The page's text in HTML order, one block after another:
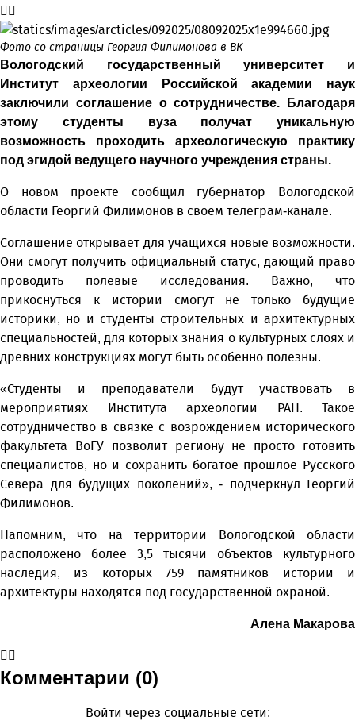
Фото со страницы Георгия Филимонова в ВК
Вологодский государственный университет и
Институт археологии Российской академии наук
заключили соглашение о сотрудничестве. Благодаря
этому студенты вуза получат уникальную
возможность проходить археологическую практику
под эгидой ведущего научного учреждения страны.
О новом проекте сообщил губернатор Вологодской
области Георгий Филимонов в своем телеграм-канале.
Соглашение открывает для учащихся новые возможности.
Они смогут получить официальный статус, дающий право
проводить полевые исследования. Важно, что
прикоснуться к истории смогут не только будущие
историки, но и студенты строительных и архитектурных
специальностей, для которых знания о культурных слоях и
древних конструкциях могут быть особенно полезны.
«Студенты и преподаватели будут участвовать в
мероприятиях Института археологии РАН. Такое
сотрудничество в связке с возрождением исторического
факультета ВоГУ позволит региону не просто готовить
специалистов, но и сохранить богатое прошлое Русского
Севера для будущих поколений», - подчеркнул Георгий
Филимонов.
Напомним, что на территории Вологодской области
расположено более 3,5 тысячи объектов культурного
наследия, из которых 759 памятников истории и
архитектуры находятся под государственной охраной.
Алена Макарова
Комментарии (0)
Войти через социальные сети: